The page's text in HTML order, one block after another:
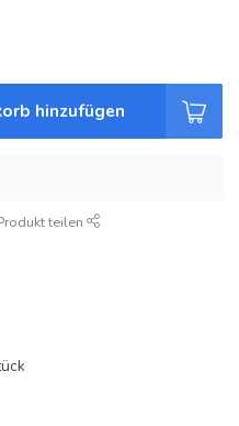
hinzufügen
teilen